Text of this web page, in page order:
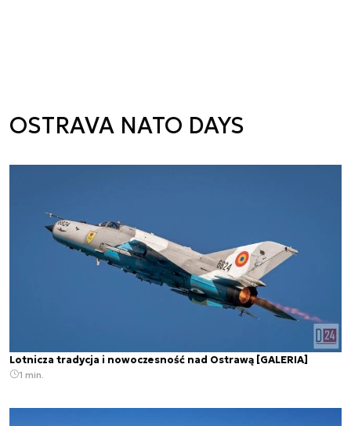
OSTRAVA NATO DAYS
Lotnicza tradycja i nowoczesność nad Ostrawą [GALERIA]
1 min.